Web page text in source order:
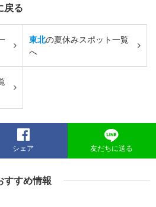
戻る
東北の夏休みスポット一覧
へ
シェア 友だちに送る
すすめ情報